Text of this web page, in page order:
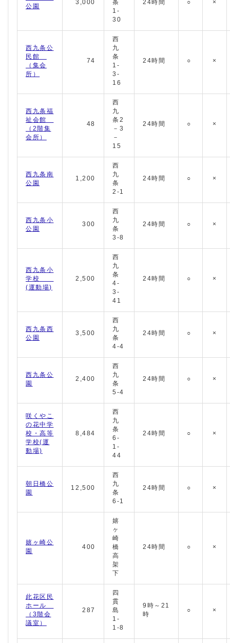
公園
3,000
条
1-
30
24時間 ○ ×
西九条公
民館
（集会
所）
74
西
九
条
1‐
3‐
16
24時間 ○ ×
西九条福
祉会館
（2階集
会所）
48
西
九
条2
－3
－
15
24時間 ○ ×
西九条南
公園
1,200
西
九
条
2-1
24時間 ○ ×
西九条小
公園
300
西
九
条
3-8
24時間 ○ ×
西九条小
学校
(運動場)
2,500
西
九
条
4-
3-
41
24時間 ○ ×
西九条西
公園
3,500
西
九
条
4-4
24時間 ○ ×
西九条公
園
2,400
西
九
条
5-4
24時間 ○ ×
咲くやこ
の花中学
校・高等
学校(運
動場)
8,484
西
九
条
6-
1-
44
24時間 ○ ×
朝日橋公
園
12,500
西
九
条
6-1
24時間 ○ ×
嬉ヶ崎公
園
400
嬉
ヶ
崎
橋
高
架
下
24時間 ○ ×
此花区民
ホール
（3階会
議室）
287
四
貫
島
1-
1-8
9時～21
時
○ ×